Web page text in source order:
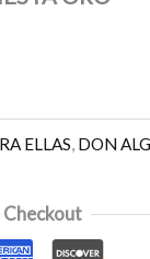
ELLAS, DON